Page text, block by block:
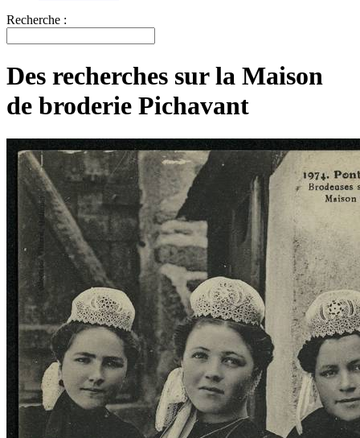
Recherche :
Des recherches sur la Maison
de broderie Pichavant